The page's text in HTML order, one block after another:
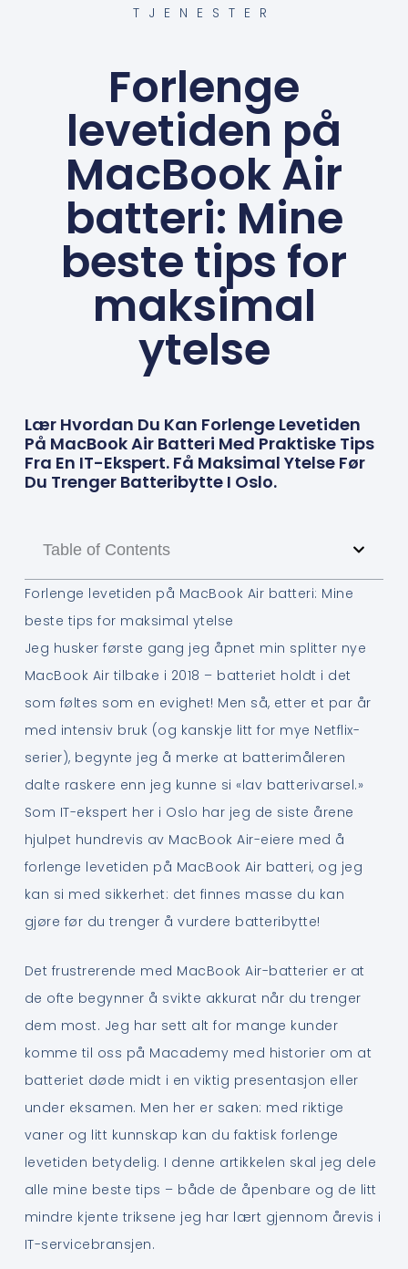
TJENESTER
Forlenge
levetiden på
MacBook Air
batteri: Mine
beste tips for
maksimal
ytelse
Lær Hvordan Du Kan Forlenge Levetiden
På MacBook Air Batteri Med Praktiske Tips
Fra En IT-Ekspert. Få Maksimal Ytelse Før
Du Trenger Batteribytte I Oslo.
Table of Contents
Forlenge levetiden på MacBook Air batteri: Mine
beste tips for maksimal ytelse
Jeg husker første gang jeg åpnet min splitter nye
MacBook Air tilbake i 2018 – batteriet holdt i det
som føltes som en evighet! Men så, etter et par år
med intensiv bruk (og kanskje litt for mye Netflix-
serier), begynte jeg å merke at batterimåleren
dalte raskere enn jeg kunne si «lav batterivarsel.»
Som IT-ekspert her i Oslo har jeg de siste årene
hjulpet hundrevis av MacBook Air-eiere med å
forlenge levetiden på MacBook Air batteri, og jeg
kan si med sikkerhet: det finnes masse du kan
gjøre før du trenger å vurdere batteribytte!
Det frustrerende med MacBook Air-batterier er at
de ofte begynner å svikte akkurat når du trenger
dem most. Jeg har sett alt for mange kunder
komme til oss på Macademy med historier om at
batteriet døde midt i en viktig presentasjon eller
under eksamen. Men her er saken: med riktige
vaner og litt kunnskap kan du faktisk forlenge
levetiden betydelig. I denne artikkelen skal jeg dele
alle mine beste tips – både de åpenbare og de litt
mindre kjente triksene jeg har lært gjennom årevis i
IT-servicebransjen.